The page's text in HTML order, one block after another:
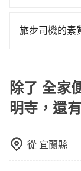
看您旅遊的目
旅步司機的素
客戶的評價，
除了 全家
明寺，還
從 宜蘭縣